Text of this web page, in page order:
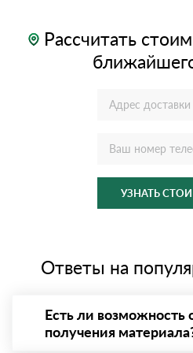
Рассчитать
УЗНАТЬ
Ответы на
Есть ли возможность
получения